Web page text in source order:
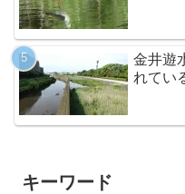
金井遊
れてい
キーワード